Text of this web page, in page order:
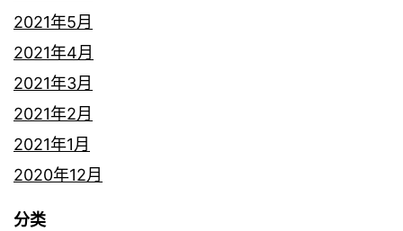
2021年5月
2021年4月
2021年3月
2021年2月
2021年1月
2020年12月
分类